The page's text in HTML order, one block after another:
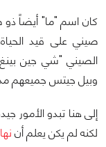
كان اسم "ما" أيضاً
صيني على قيد
الصيني "شي جين
وبيل جيتس جميعهم
إلى هنا تبدو الأمور
لكنه لم يكن يعلم أن